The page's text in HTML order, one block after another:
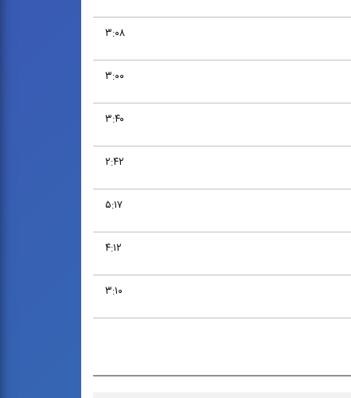
۳:۰۸
۳:۰۰
۳:۴۰
۲:۴۲
۵:۱۷
۴:۱۲
۳:۱۰